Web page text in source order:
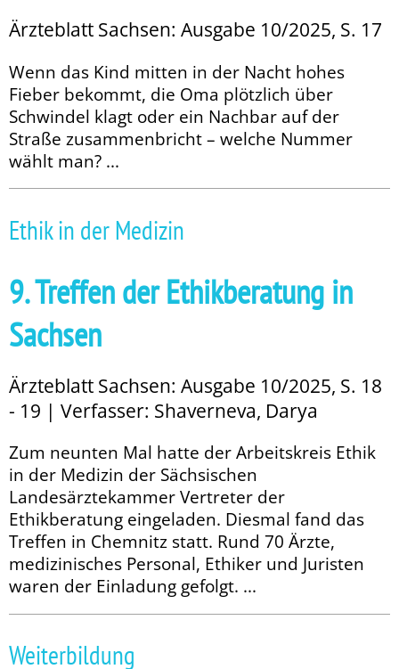
Ärzteblatt Sachsen: Ausgabe 10/2025, S. 17
Wenn das Kind mitten in der Nacht hohes
Fieber bekommt, die Oma plötzlich über
Schwindel klagt oder ein Nachbar auf der
Straße zusammenbricht – welche Nummer
wählt man? ...
Ethik in der Medizin
9. Treffen der Ethikberatung in
Sachsen
Ärzteblatt Sachsen: Ausgabe 10/2025, S. 18
- 19 | Verfasser: Shaverneva, Darya
Zum neunten Mal hatte der Arbeitskreis Ethik
in der Medizin der Sächsischen
Landesärztekammer Vertreter der
Ethikberatung eingeladen. Diesmal fand das
Treffen in Chemnitz statt. Rund 70 Ärzte,
medizinisches Personal, Ethiker und Juristen
waren der Einladung gefolgt. ...
Weiterbildung